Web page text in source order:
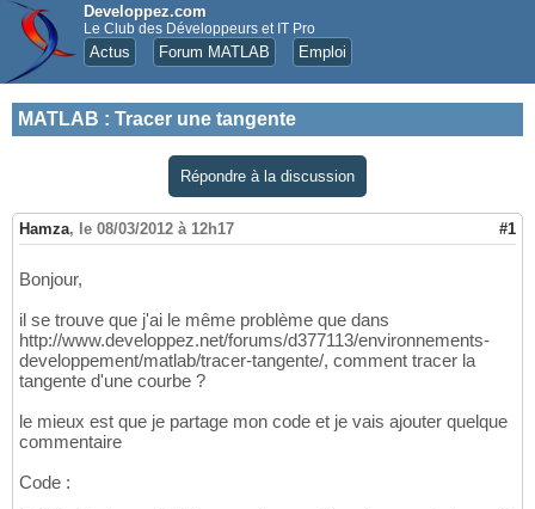
Developpez.com
Le Club des Développeurs et IT Pro
Actus Forum MATLAB Emploi
MATLAB : Tracer une tangente
Répondre à la discussion
Hamza, le 08/03/2012 à 12h17 #1
Bonjour,
il se trouve que j'ai le même problème que dans
http://www.developpez.net/forums/d377113/environnements-
developpement/matlab/tracer-tangente/, comment tracer la
tangente d'une courbe ?
le mieux est que je partage mon code et je vais ajouter quelque
commentaire
Code :